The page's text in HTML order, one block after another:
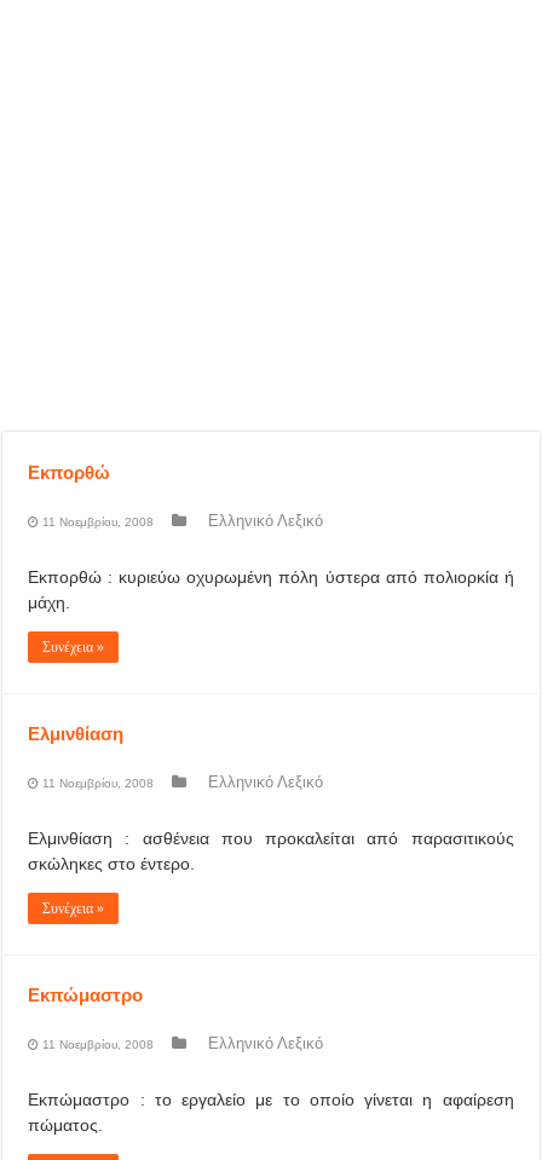
Εκπορθώ
11 Νοεμβρίου, 2008 Ελληνικό Λεξικό
Εκπορθώ : κυριεύω οχυρωμένη πόλη ύστερα από πολιορκία ή
μάχη.
Συνέχεια »
Ελμινθίαση
11 Νοεμβρίου, 2008 Ελληνικό Λεξικό
Ελμινθίαση : ασθένεια που προκαλείται από παρασιτικούς
σκώληκες στο έντερο.
Συνέχεια »
Εκπώμαστρο
11 Νοεμβρίου, 2008 Ελληνικό Λεξικό
Εκπώμαστρο : το εργαλείο με το οποίο γίνεται η αφαίρεση
πώματος.